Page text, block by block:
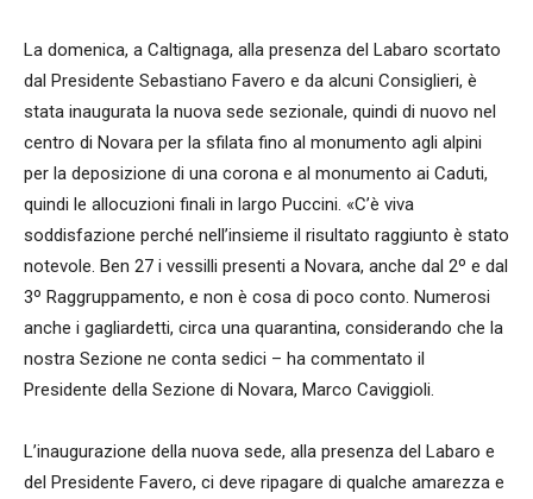
La domenica, a Caltignaga, alla presenza del Labaro scortato
dal Presidente Sebastiano Favero e da alcuni Consiglieri, è
stata inaugurata la nuova sede sezionale, quindi di nuovo nel
centro di Novara per la sfilata fino al monumento agli alpini
per la deposizione di una corona e al monumento ai Caduti,
quindi le allocuzioni finali in largo Puccini. «C’è viva
soddisfazione perché nell’insieme il risultato raggiunto è stato
notevole. Ben 27 i vessilli presenti a Novara, anche dal 2º e dal
3º Raggruppamento, e non è cosa di poco conto. Numerosi
anche i gagliardetti, circa una quarantina, considerando che la
nostra Sezione ne conta sedici – ha commentato il
Presidente della Sezione di Novara, Marco Caviggioli.
L’inaugurazione della nuova sede, alla presenza del Labaro e
del Presidente Favero, ci deve ripagare di qualche amarezza e